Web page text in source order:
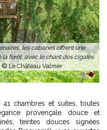
les cabanes offrent une
forêt, avec le chant des cigales
© Le Château Valmer
1 2
chambres et suites, toutes
provençale douce et
teintes douces signées